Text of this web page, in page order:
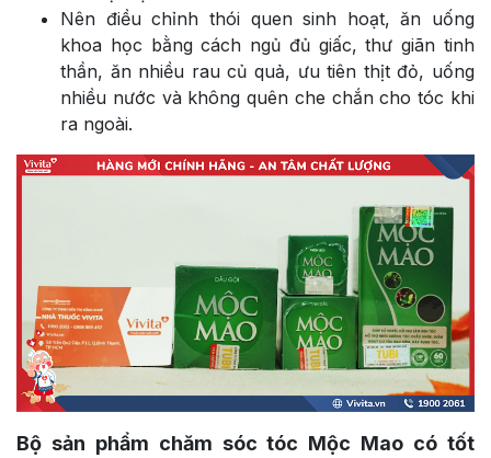
Nên điều chỉnh thói quen sinh hoạt, ăn uống
khoa học bằng cách ngủ đủ giấc, thư giãn tinh
thần, ăn nhiều rau củ quả, ưu tiên thịt đỏ, uống
nhiều nước và không quên che chắn cho tóc khi
ra ngoài.
Bộ sản phẩm chăm sóc tóc Mộc Mao có tốt